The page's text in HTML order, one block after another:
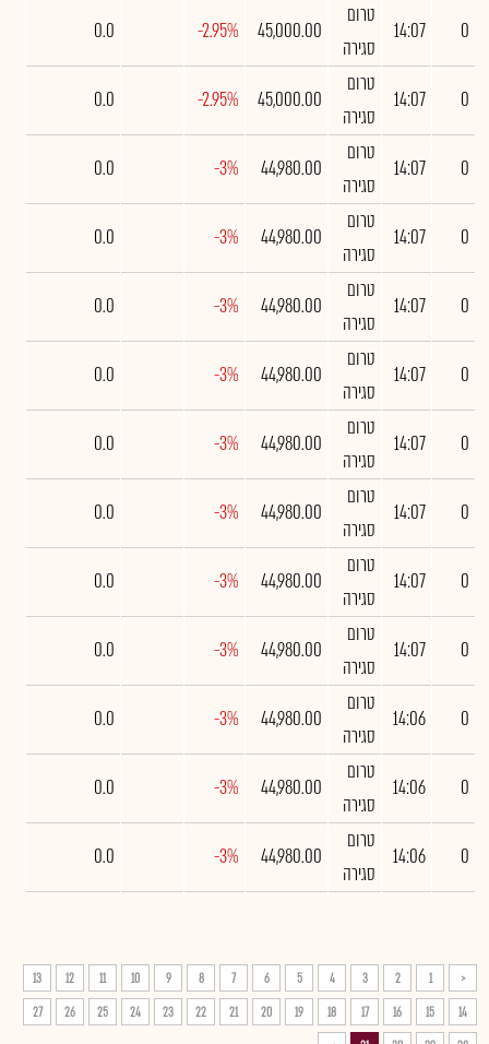
0
14:07
טרום
סגירה
45,000.00
-2.95%
0.0
0
14:07
טרום
סגירה
45,000.00
-2.95%
0.0
0
14:07
טרום
סגירה
44,980.00
-3%
0.0
0
14:07
טרום
סגירה
44,980.00
-3%
0.0
0
14:07
טרום
סגירה
44,980.00
-3%
0.0
0
14:07
טרום
סגירה
44,980.00
-3%
0.0
0
14:07
טרום
סגירה
44,980.00
-3%
0.0
0
14:07
טרום
סגירה
44,980.00
-3%
0.0
0
14:07
טרום
סגירה
44,980.00
-3%
0.0
0
14:07
טרום
סגירה
44,980.00
-3%
0.0
0
14:06
טרום
סגירה
44,980.00
-3%
0.0
0
14:06
טרום
סגירה
44,980.00
-3%
0.0
0
14:06
טרום
סגירה
44,980.00
-3%
0.0
<
1
2
3
4
5
6
7
8
9
10
11
12
13
14
15
16
17
18
19
20
21
22
23
24
25
26
27